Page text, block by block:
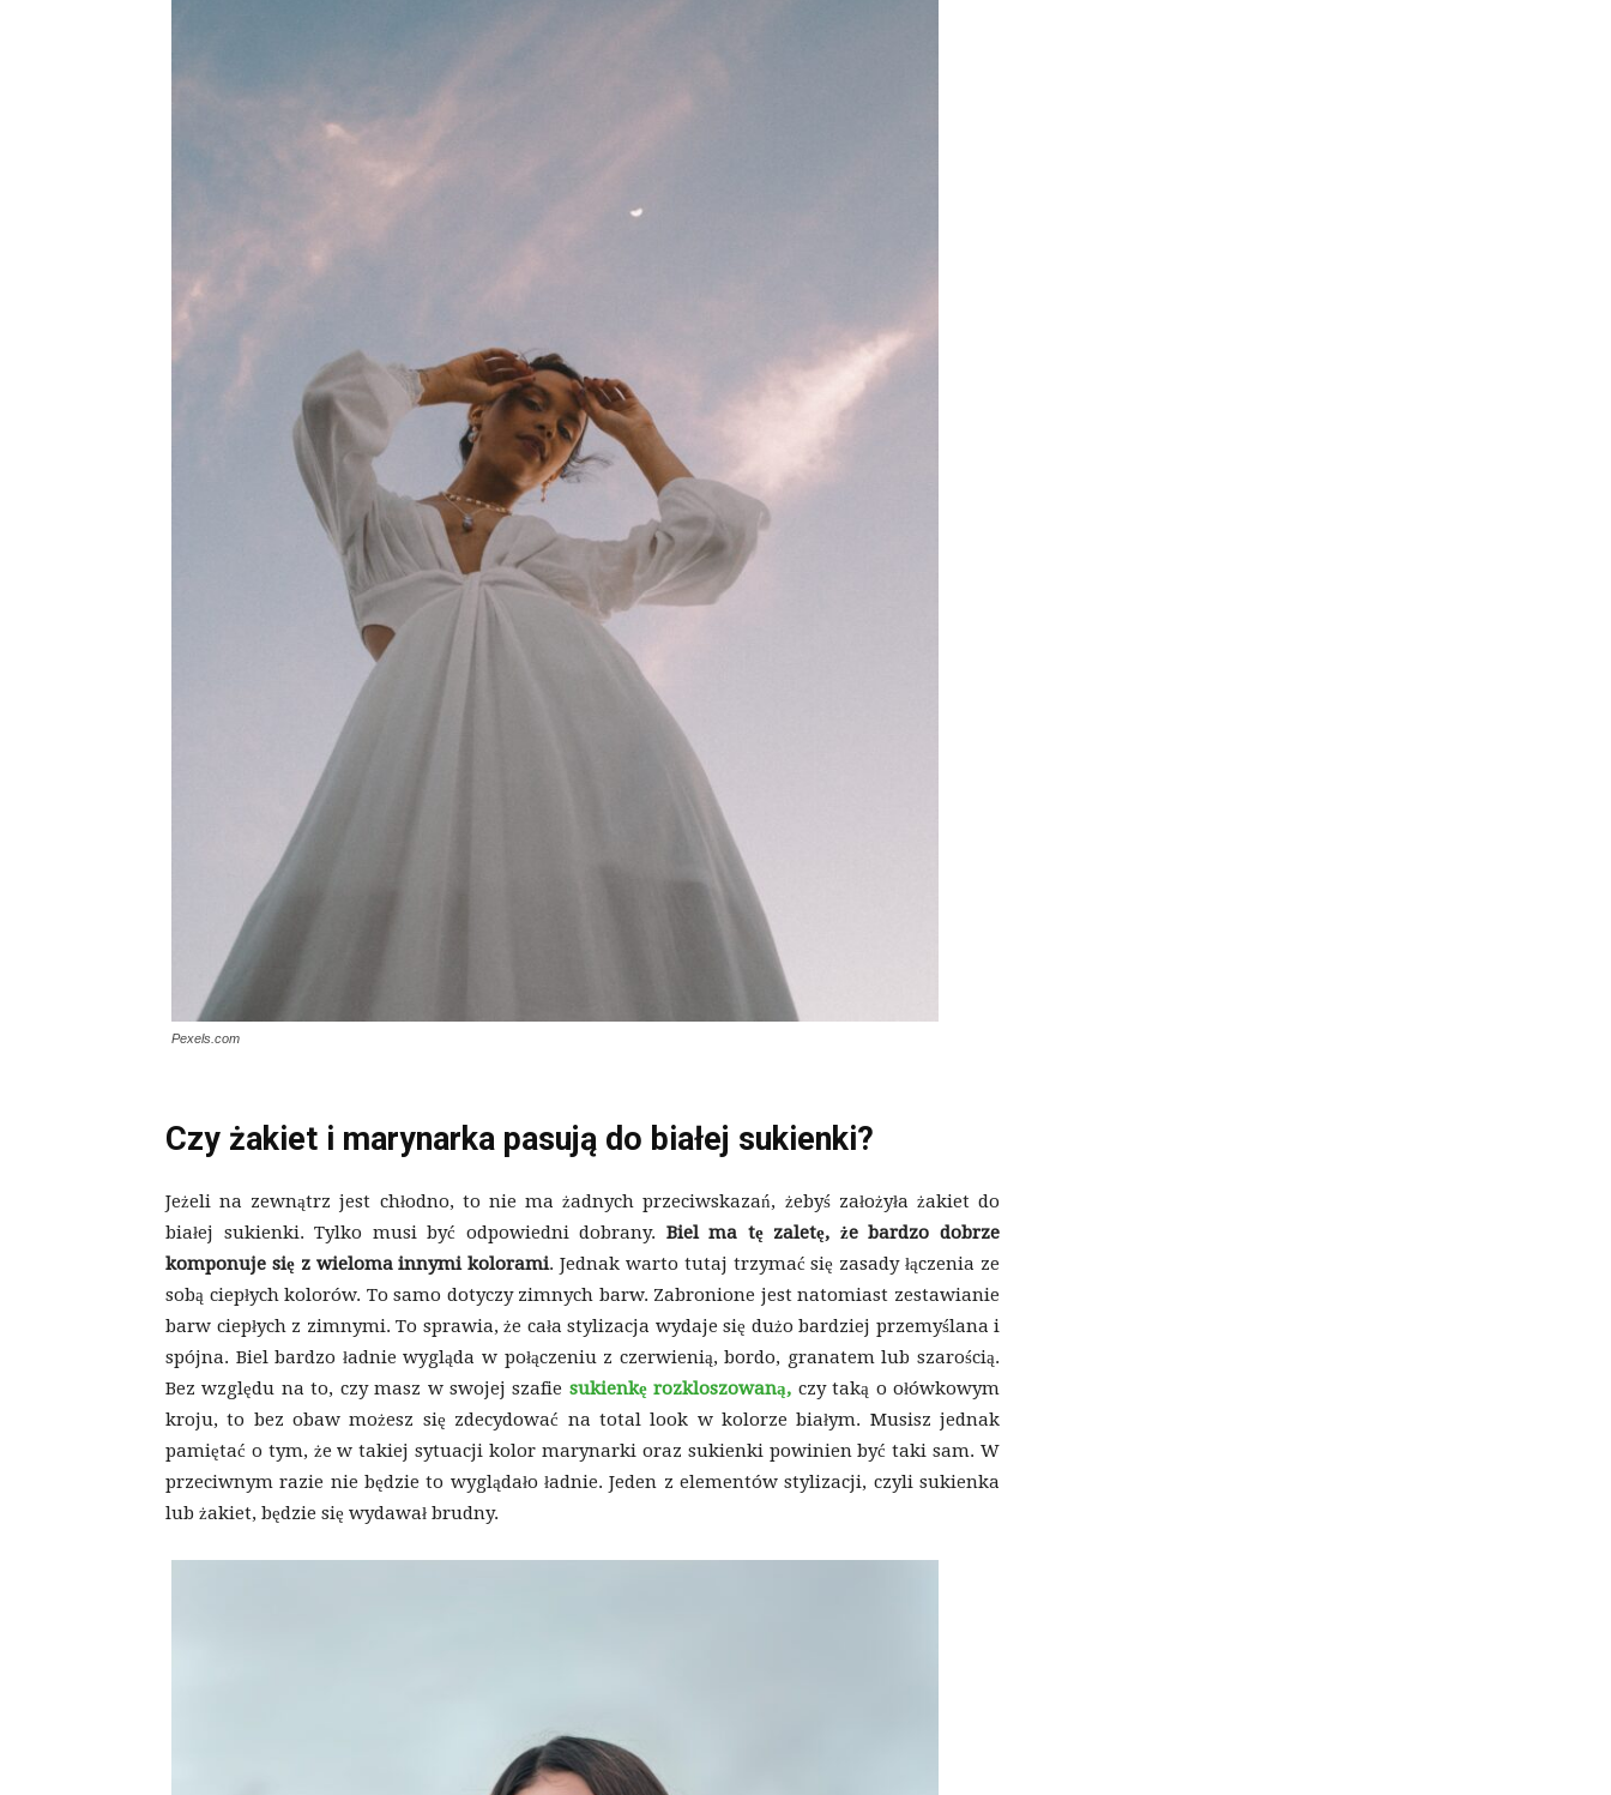
Pexels.com
Czy żakiet i marynarka pasują do białej sukienki?
Jeżeli na zewnątrz jest chłodno, to nie ma żadnych przeciwskazań, żebyś założyła żakiet do
białej sukienki. Tylko musi być odpowiedni dobrany. Biel ma tę zaletę, że bardzo dobrze
komponuje się z wieloma innymi kolorami. Jednak warto tutaj trzymać się zasady łączenia ze
sobą ciepłych kolorów. To samo dotyczy zimnych barw. Zabronione jest natomiast zestawianie
barw ciepłych z zimnymi. To sprawia, że cała stylizacja wydaje się dużo bardziej przemyślana i
spójna. Biel bardzo ładnie wygląda w połączeniu z czerwienią, bordo, granatem lub szarością.
Bez względu na to, czy masz w swojej szafie sukienkę rozkloszowaną, czy taką o ołówkowym
kroju, to bez obaw możesz się zdecydować na total look w kolorze białym. Musisz jednak
pamiętać o tym, że w takiej sytuacji kolor marynarki oraz sukienki powinien być taki sam. W
przeciwnym razie nie będzie to wyglądało ładnie. Jeden z elementów stylizacji, czyli sukienka
lub żakiet, będzie się wydawał brudny.